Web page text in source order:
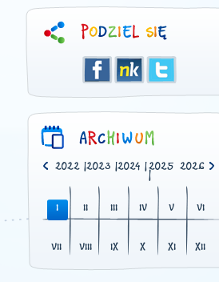
2021| 2022|2023 |2024 |2025
|
2026
I II III IV V VI
VII VIII IX X XI XII